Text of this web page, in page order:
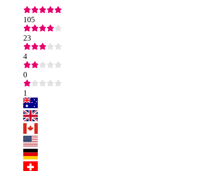
105
23
4
0
1